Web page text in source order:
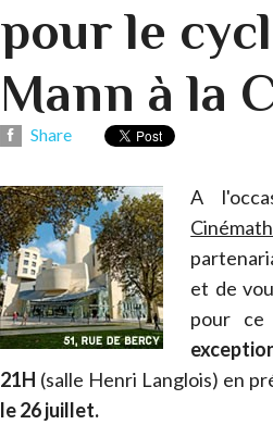
pour le
Mann à la
Share
A
et de
pour ce
21H (salle Henri Langlois) en
le 26 juillet.